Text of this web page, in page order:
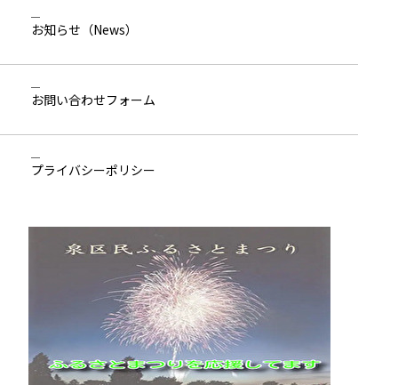
お知らせ （News）
お問い合わせフォーム
プライバシーポリシー